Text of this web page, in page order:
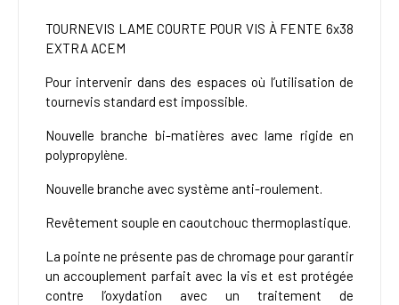
TOURNEVIS LAME COURTE POUR VIS À FENTE 6x38
EXTRA ACEM
Pour intervenir dans des espaces où l’utilisation de
tournevis standard est impossible.
Nouvelle branche bi-matières avec lame rigide en
polypropylène.
Nouvelle branche avec système anti-roulement.
Revêtement souple en caoutchouc thermoplastique.
La pointe ne présente pas de chromage pour garantir
un accouplement parfait avec la vis et est protégée
contre l’oxydation avec un traitement de